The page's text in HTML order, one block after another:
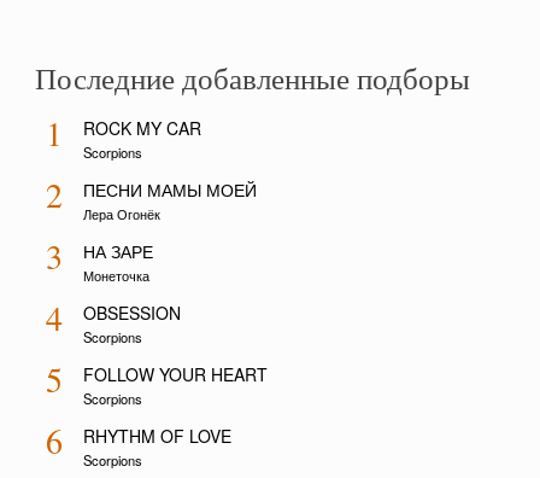
Последние добавленные подборы
1 ROCK MY CAR
Scorpions
2 ПЕСНИ МАМЫ МОЕЙ
Лера Огонёк
3 НА ЗАРЕ
Монеточка
4 OBSESSION
Scorpions
5 FOLLOW YOUR HEART
Scorpions
6 RHYTHM OF LOVE
Scorpions